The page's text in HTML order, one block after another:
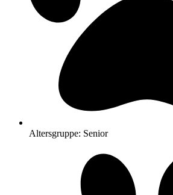
Altersgruppe: Senior